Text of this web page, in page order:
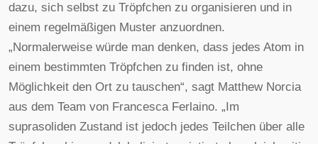
dazu, sich selbst zu Tröpfchen zu organisieren und in
einem regelmäßigen Muster anzuordnen.
„Normalerweise würde man denken, dass jedes Atom in
einem bestimmten Tröpfchen zu finden ist, ohne
Möglichkeit den Ort zu tauschen“, sagt Matthew Norcia
aus dem Team von Francesca Ferlaino. „Im
suprasoliden Zustand ist jedoch jedes Teilchen über alle